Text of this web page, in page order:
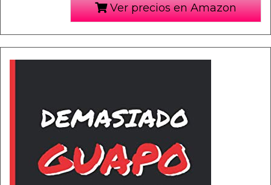
Ver precios en Amazon